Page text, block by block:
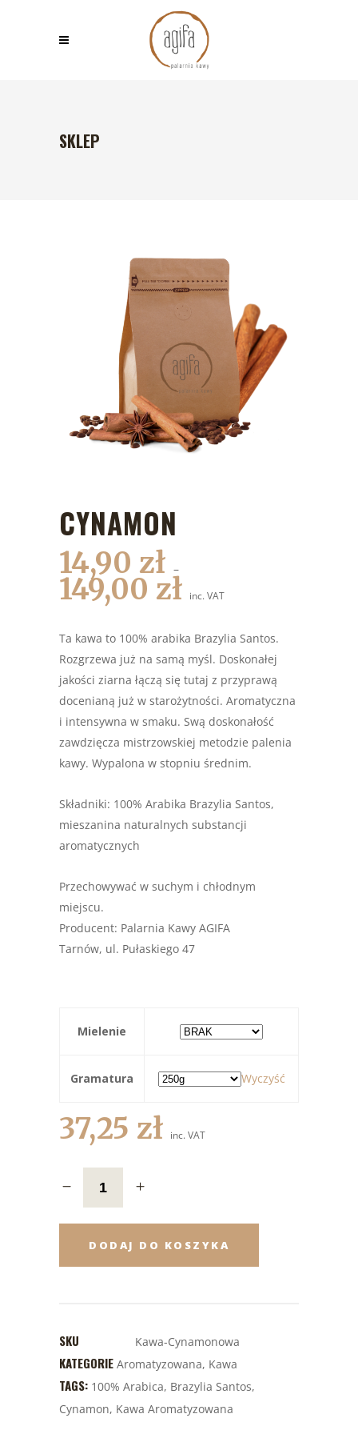
SKLEP
CYNAMON
14,90 zł –
149,00 zł inc. VAT
Ta kawa to 100% arabika Brazylia Santos.
Rozgrzewa już na samą myśl. Doskonałej
jakości ziarna łączą się tutaj z przyprawą
docenianą już w starożytności. Aromatyczna
i intensywna w smaku. Swą doskonałość
zawdzięcza mistrzowskiej metodzie palenia
kawy. Wypalona w stopniu średnim.
Składniki: 100% Arabika Brazylia Santos,
mieszanina naturalnych substancji
aromatycznych
Przechowywać w suchym i chłodnym
miejscu.
Producent: Palarnia Kawy AGIFA
Tarnów, ul. Pułaskiego 47
Mielenie
Gramatura Wyczyść
37,25 zł inc. VAT
DODAJ DO KOSZYKA
SKU Kawa-Cynamonowa
KATEGORIE Aromatyzowana, Kawa
TAGS: 100% Arabica, Brazylia Santos,
Cynamon, Kawa Aromatyzowana